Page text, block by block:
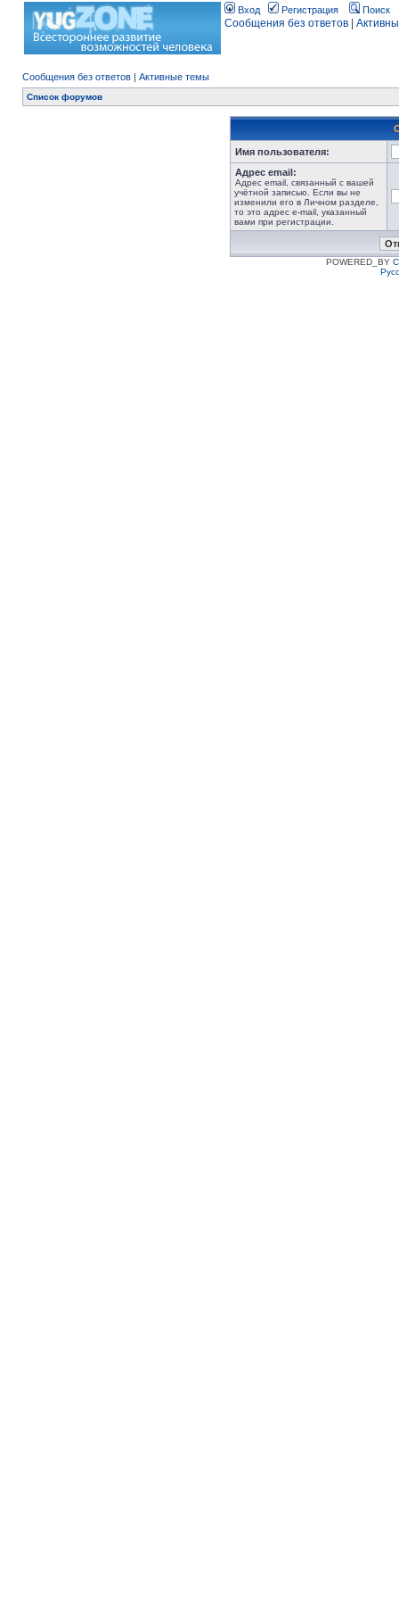
Вход Регистрация Поиск
Сообщения без ответов
Сообщения без ответов | Активные темы
Список форумов
Имя пользователя:
Адрес email:
Адрес email, связанный с вашей
учётной записью. Если вы не
изменили его в Личном разделе,
то это адрес e-mail, указанный
вами при регистрации.
POWERED_BY